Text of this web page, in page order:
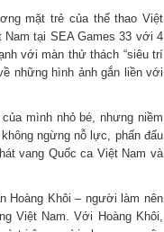
mặt trẻ của thể thao Việt
Nam tại SEA Games 33 với 4
với màn thử thách “siêu trí
những hình ảnh gắn liền với
mình nhỏ bé, nhưng niềm
ngừng nỗ lực, phấn đấu
vang Quốc ca Việt Nam và
Hoàng Khôi – người làm nên
Việt Nam. Với Hoàng Khôi,